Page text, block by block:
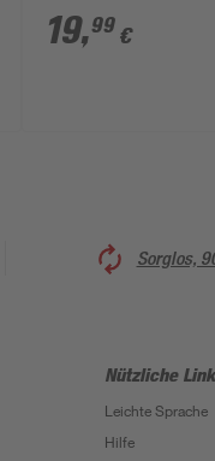
19,99 €
Sorglos,
Nützliche
Leichte Sprache
Hilfe